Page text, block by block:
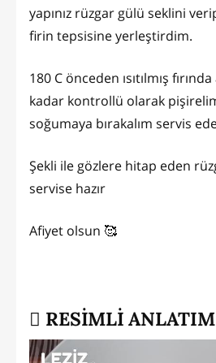
yapınız rüzgar gülü seklini
firin tepsisine yerleştirdim.
180 C önceden ısıtılmış
kadar kontrollü olarak
soğumaya bırakalım servis
Şekli ile gözlere hitap eden
servise hazır
Afiyet olsun 🥰
RESİMLİ